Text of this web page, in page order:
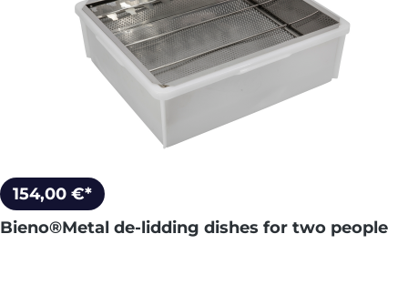
154,00 €*
Bieno®Metal de-lidding dishes for two people